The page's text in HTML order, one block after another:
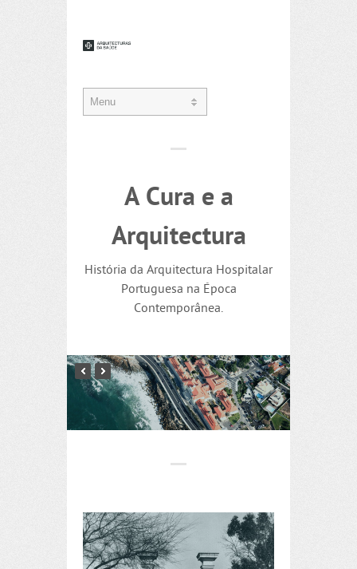
A Cura e a
Arquitectura
História da Arquitectura Hospitalar
Portuguesa na Época
Contemporânea.